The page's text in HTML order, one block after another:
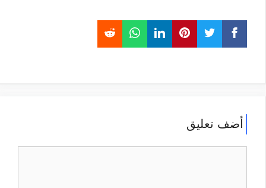
أضف تعليق